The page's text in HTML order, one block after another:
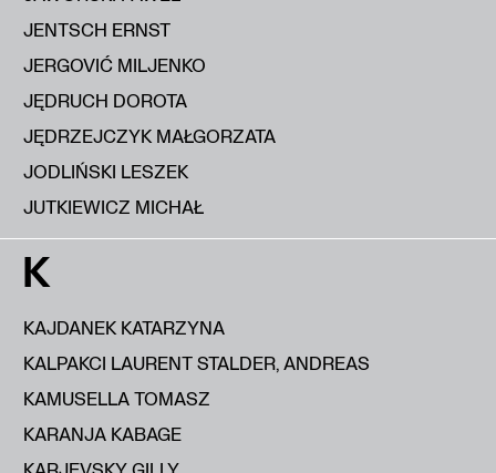
JENTSCH ERNST
JERGOVIĆ MILJENKO
JĘDRUCH DOROTA
JĘDRZEJCZYK MAŁGORZATA
JODLIŃSKI LESZEK
JUTKIEWICZ MICHAŁ
K
KAJDANEK KATARZYNA
KALPAKCI LAURENT STALDER, ANDREAS
KAMUSELLA TOMASZ
KARANJA KABAGE